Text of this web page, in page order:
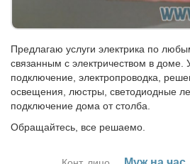
Предлагаю услуги электрика по
связанным с электричеством в доме.
подключение, электропроводка,
освещения, люстры, светодиодные
подключение дома от столба.
Обращайтесь, все решаемо.